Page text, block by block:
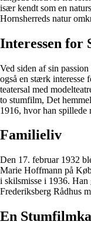
især kendt som en
Hornsherreds natur
Interessen for
Ved siden af sin
også en stærk interesse
teatersal med
to stumfilm, Det
1916, hvor han spillede
Familieliv
Den 17. februar 1932
Marie Hoffmann på
i skilsmisse i 1936. Han
Frederiksberg Rådhus
En